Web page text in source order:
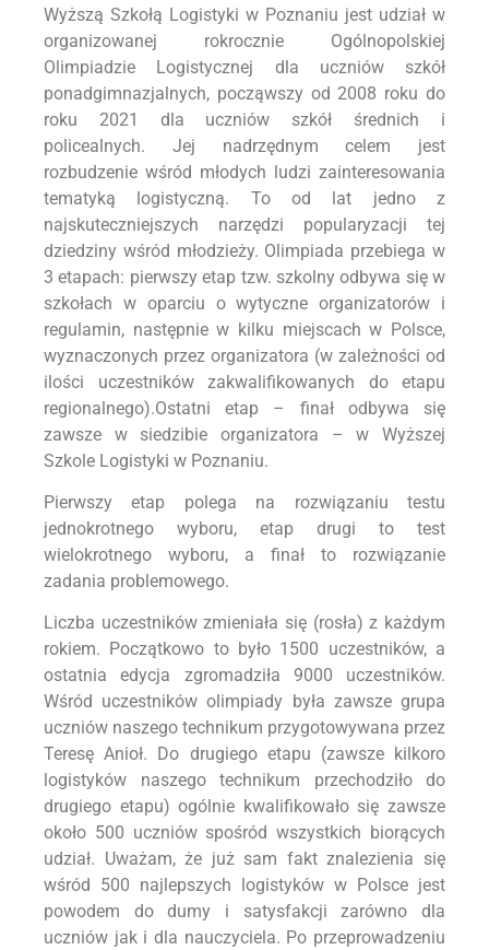
Wyższą Szkołą Logistyki w Poznaniu jest udział w
organizowanej rokrocznie Ogólnopolskiej
Olimpiadzie Logistycznej dla uczniów szkół
ponadgimnazjalnych, począwszy od 2008 roku do
roku 2021 dla uczniów szkół średnich i
policealnych. Jej nadrzędnym celem jest
rozbudzenie wśród młodych ludzi zainteresowania
tematyką logistyczną. To od lat jedno z
najskuteczniejszych narzędzi popularyzacji tej
dziedziny wśród młodzieży. Olimpiada przebiega w
3 etapach: pierwszy etap tzw. szkolny odbywa się w
szkołach w oparciu o wytyczne organizatorów i
regulamin, następnie w kilku miejscach w Polsce,
wyznaczonych przez organizatora (w zależności od
ilości uczestników zakwalifikowanych do etapu
regionalnego).Ostatni etap – finał odbywa się
zawsze w siedzibie organizatora – w Wyższej
Szkole Logistyki w Poznaniu.
Pierwszy etap polega na rozwiązaniu testu
jednokrotnego wyboru, etap drugi to test
wielokrotnego wyboru, a finał to rozwiązanie
zadania problemowego.
Liczba uczestników zmieniała się (rosła) z każdym
rokiem. Początkowo to było 1500 uczestników, a
ostatnia edycja zgromadziła 9000 uczestników.
Wśród uczestników olimpiady była zawsze grupa
uczniów naszego technikum przygotowywana przez
Teresę Anioł. Do drugiego etapu (zawsze kilkoro
logistyków naszego technikum przechodziło do
drugiego etapu) ogólnie kwalifikowało się zawsze
około 500 uczniów spośród wszystkich biorących
udział. Uważam, że już sam fakt znalezienia się
wśród 500 najlepszych logistyków w Polsce jest
powodem do dumy i satysfakcji zarówno dla
uczniów jak i dla nauczyciela. Po przeprowadzeniu